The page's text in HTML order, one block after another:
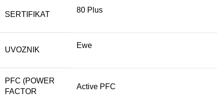
SERTIFIKAT
80 Plus
UVOZNIK
Ewe
PFC (POWER
FACTOR
Active PFC